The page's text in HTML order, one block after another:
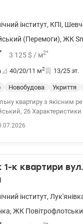
інститут, КПІ,
(Перемоги), ЖК
3 125 $ / м2*
40/20/11 м2 13/25 эт.
Новобудова Укриття
квартиру з якісним
26 Характеристики
в ЖК, що робить
потужністю 24
живлення на
провайдерів, а також
допомоги з купівлі
к квартири
інститут,
, ЖК